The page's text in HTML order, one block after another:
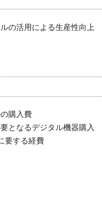
の活用による生産性向上
購入費
となるデジタル機器購入
要する経費